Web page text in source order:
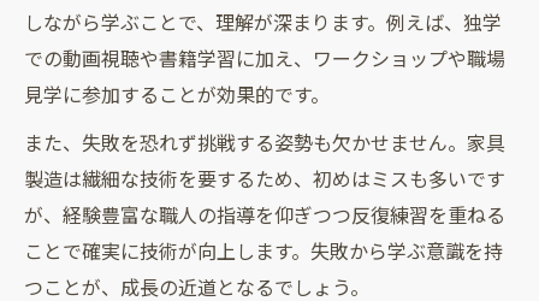
しながら学ぶことで、理解が深まります。例えば、独学
での動画視聴や書籍学習に加え、ワークショップや職場
見学に参加することが効果的です。
また、失敗を恐れず挑戦する姿勢も欠かせません。家具
製造は繊細な技術を要するため、初めはミスも多いです
が、経験豊富な職人の指導を仰ぎつつ反復練習を重ねる
ことで確実に技術が向上します。失敗から学ぶ意識を持
つことが、成長の近道となるでしょう。